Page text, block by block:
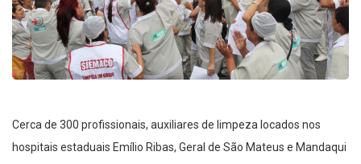
Cerca de 300 profissionais, auxiliares de limpeza locados nos
hospitais estaduais Emílio Ribas, Geral de São Mateus e Mandaqui